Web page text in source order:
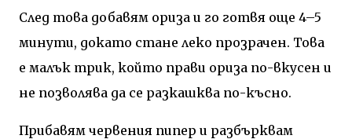
След това добавям ориза и го готвя още 4–5
минути, докато стане леко прозрачен. Това
е малък трик, който прави ориза по-вкусен и
не позволява да се разкашква по-късно.
Прибавям червения пипер и разбърквам